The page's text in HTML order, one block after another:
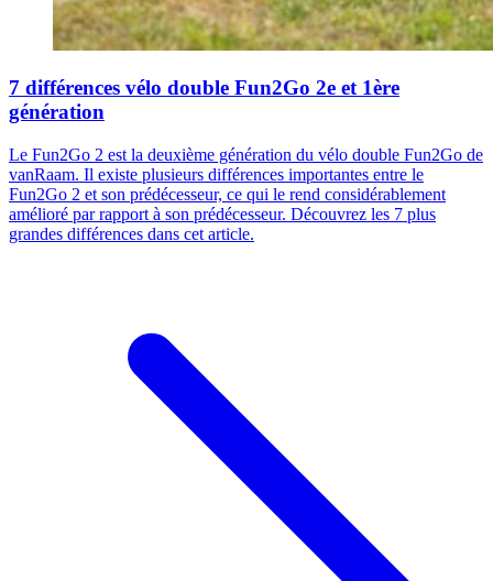
7 différences vélo double Fun2Go 2e et 1ère
génération
Le Fun2Go 2 est la deuxième génération du vélo double Fun2Go de
vanRaam. Il existe plusieurs différences importantes entre le
Fun2Go 2 et son prédécesseur, ce qui le rend considérablement
amélioré par rapport à son prédécesseur. Découvrez les 7 plus
grandes différences dans cet article.